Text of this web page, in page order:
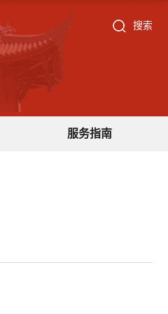
搜索
服务指南